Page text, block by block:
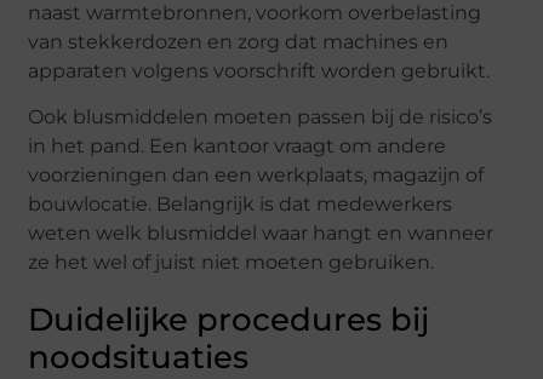
naast warmtebronnen, voorkom overbelasting
van stekkerdozen en zorg dat machines en
apparaten volgens voorschrift worden gebruikt.
Ook blusmiddelen moeten passen bij de risico’s
in het pand. Een kantoor vraagt om andere
voorzieningen dan een werkplaats, magazijn of
bouwlocatie. Belangrijk is dat medewerkers
weten welk blusmiddel waar hangt en wanneer
ze het wel of juist niet moeten gebruiken.
Duidelijke procedures bij
noodsituaties